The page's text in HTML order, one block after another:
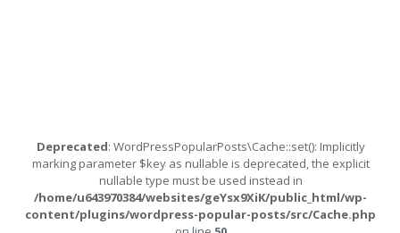
Deprecated: WordPressPopularPosts\Cache::set(): Implicitly
marking parameter $key as nullable is deprecated, the explicit
nullable type must be used instead in
/home/u643970384/websites/geYsx9XiK/public_html/wp-
content/plugins/wordpress-popular-posts/src/Cache.php